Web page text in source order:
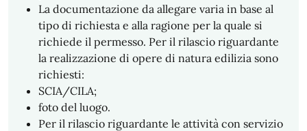
La documentazione da allegare varia in base al
tipo di richiesta e alla ragione per la quale si
richiede il permesso. Per il rilascio riguardante
la realizzazione di opere di natura edilizia sono
richiesti:
SCIA/CILA;
foto del luogo.
Per il rilascio riguardante le attività con servizio